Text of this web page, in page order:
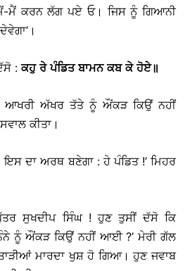
ਮੈਂ ਕਰਨ ਲੱਗ ਪਏ ਓ। ਜਿਸ ਨੂੰ ਗਿਆਨੀ
:ਕਹੁ ਰੇ ਪੰਡਿਤ ਬਾਮਨ ਕਬ ਕੇ ਹੋਏ॥
ਆਖਰੀ ਅੱਖਰ ਤੱਤੇ ਨੂੰ ਔਂਕੜ ਕਿਉਂ ਨਹੀਂ
ਕੀਤਾ।
ਇਸ ਦਾ ਅਰਥ ਬਣੇਗਾ : ਹੇ ਪੰਡਿਤ !’ ਮਿਹਰ
ਸੁਖਦੀਪ ਸਿੰਘ ! ਹੁਣ ਤੁਸੀਂ ਦੱਸੋ ਕਿ
ਨੂੰ ਔਂਕੜ ਕਿਉਂ ਨਹੀਂ ਆਈ ?’ ਮੇਰੀ ਗੱਲ
ਮਾਰਦਾ ਖੁਸ਼ ਹੋ ਗਿਆ। ਹੁਣ ਜਵਾਬ